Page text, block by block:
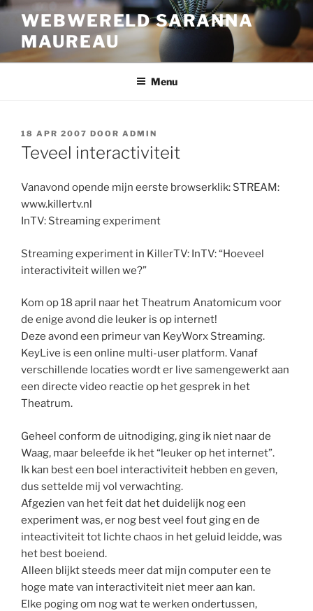
Ga
inhoud
WEBWERELD SARANNA
MAUREAU
Menu
GEPLAATST
OP
18 APR 2007 DOOR ADMIN
Teveel interactiviteit
Vanavond opende mijn eerste browserklik: STREAM:
www.killertv.nl
InTV: Streaming experiment
Streaming experiment in KillerTV: InTV: “Hoeveel
interactiviteit willen we?”
Kom op 18 april naar het Theatrum Anatomicum voor
de enige avond die leuker is op internet!
Deze avond een primeur van KeyWorx Streaming.
KeyLive is een online multi-user platform. Vanaf
verschillende locaties wordt er live samengewerkt aan
een directe video reactie op het gesprek in het
Theatrum.
Geheel conform de uitnodiging, ging ik niet naar de
Waag, maar beleefde ik het “leuker op het internet”.
Ik kan best een boel interactiviteit hebben en geven,
dus settelde mij vol verwachting.
Afgezien van het feit dat het duidelijk nog een
experiment was, er nog best veel fout ging en de
inteactiviteit tot lichte chaos in het geluid leidde, was
het best boeiend.
Alleen blijkt steeds meer dat mijn computer een te
hoge mate van interactiviteit niet meer aan kan.
Elke poging om nog wat te werken ondertussen,